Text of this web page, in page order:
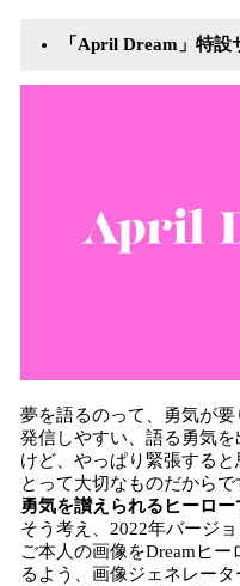
「April Dream」特
夢を語るのって、勇気が要
発信しやすい、語る勇気
けど、やっぱり緊張する
とって大切なものだからで
勇気を讃えられるヒーロ
そう考え、2022年バージ
ご本人の画像をDreamヒー
るよう、画像ジェネレー